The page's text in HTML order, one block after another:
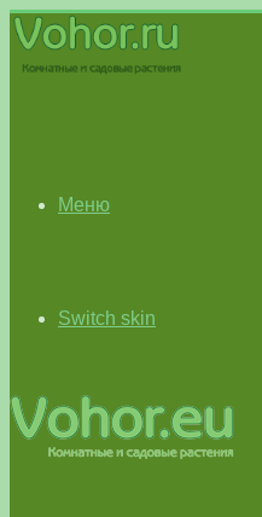
Меню
Switch skin